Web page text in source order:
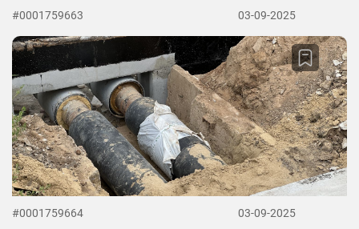
#0001759663 03-09-2025
#0001759664 03-09-2025